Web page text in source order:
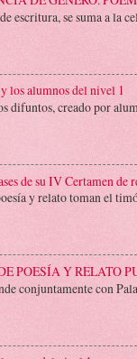
escritura, se suma a
los alumnos del nivel 1
difuntos, creado por
de su IV Certamen
y relato toman el
POESÍA Y RELATO
conjuntamente con